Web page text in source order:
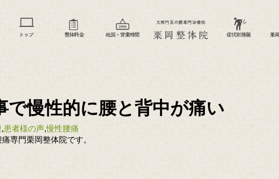
で慢性的に腰と背中が痛い
,患者様の声,慢性腰痛
専門栗岡整体院です。